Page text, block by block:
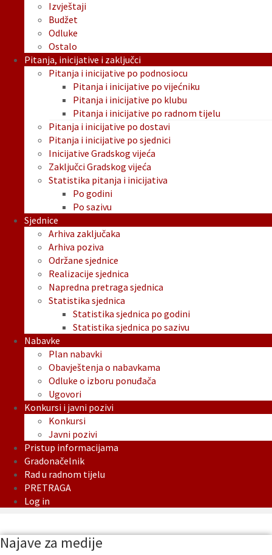
Izvještaji
Budžet
Odluke
Ostalo
Pitanja, inicijative i zaključci
Pitanja i inicijative po podnosiocu
Pitanja i inicijative po vijećniku
Pitanja i inicijative po klubu
Pitanja i inicijative po radnom tijelu
Pitanja i inicijative po dostavi
Pitanja i inicijative po sjednici
Inicijative Gradskog vijeća
Zaključci Gradskog vijeća
Statistika pitanja i inicijativa
Po godini
Po sazivu
Sjednice
Arhiva zaključaka
Arhiva poziva
Održane sjednice
Realizacije sjednica
Napredna pretraga sjednica
Statistika sjednica
Statistika sjednica po godini
Statistika sjednica po sazivu
Nabavke
Plan nabavki
Obavještenja o nabavkama
Odluke o izboru ponuđača
Ugovori
Konkursi i javni pozivi
Konkursi
Javni pozivi
Pristup informacijama
Gradonačelnik
Rad u radnom tijelu
PRETRAGA
Log in
Najave za medije